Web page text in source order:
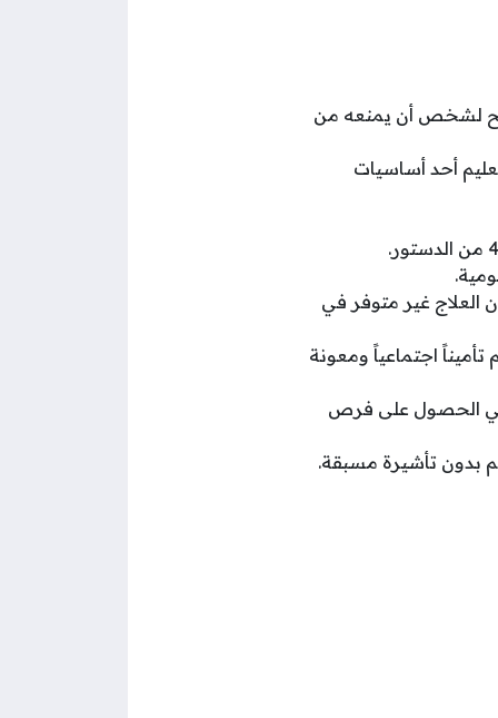
لشخص أن يمنعه من
الكويتي كما نص الدستور الكويتي في مادته 13 أن التعليم أحد أساسيات
العلاج غير متوفر في
اجتماعياً ومعونة
في الحصول على فرص